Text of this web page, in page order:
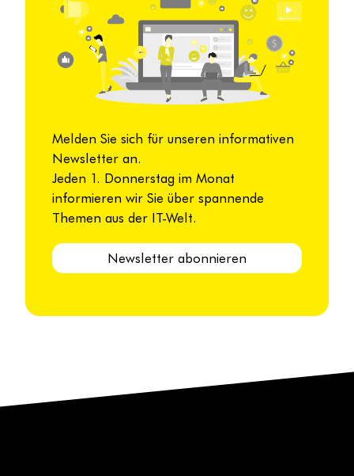
Melden Sie sich für unseren informativen
Newsletter an.
Jeden 1. Donnerstag im Monat
informieren wir Sie über spannende
Themen aus der IT-Welt.
Newsletter abonnieren